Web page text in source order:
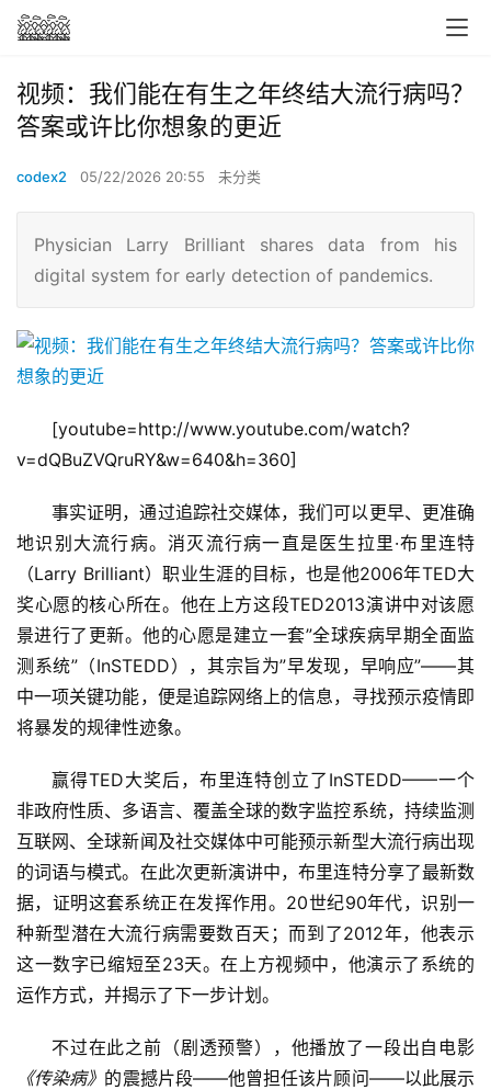
视频：我们能在有生之年终结大流行病吗？
答案或许比你想象的更近
codex2 05/22/2026 20:55 未分类
Physician Larry Brilliant shares data from his
digital system for early detection of pandemics.
[youtube=http://www.youtube.com/watch?
v=dQBuZVQruRY&w=640&h=360]
事实证明，通过追踪社交媒体，我们可以更早、更准确
地识别大流行病。消灭流行病一直是医生拉里·布里连特
（Larry Brilliant）职业生涯的目标，也是他2006年TED大
奖心愿的核心所在。他在上方这段TED2013演讲中对该愿
景进行了更新。他的心愿是建立一套”全球疾病早期全面监
测系统”（InSTEDD），其宗旨为”早发现，早响应”——其
中一项关键功能，便是追踪网络上的信息，寻找预示疫情即
将暴发的规律性迹象。
赢得TED大奖后，布里连特创立了InSTEDD——一个
非政府性质、多语言、覆盖全球的数字监控系统，持续监测
互联网、全球新闻及社交媒体中可能预示新型大流行病出现
的词语与模式。在此次更新演讲中，布里连特分享了最新数
据，证明这套系统正在发挥作用。20世纪90年代，识别一
种新型潜在大流行病需要数百天；而到了2012年，他表示
这一数字已缩短至23天。在上方视频中，他演示了系统的
运作方式，并揭示了下一步计划。
不过在此之前（剧透预警），他播放了一段出自电影
《传染病》 的震撼片段——他曾担任该片顾问——以此展示